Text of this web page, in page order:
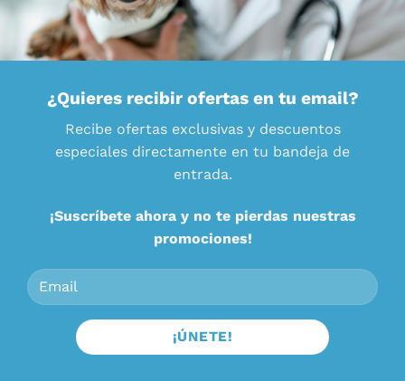
¿Quieres recibir ofertas en tu email?
Recibe ofertas exclusivas y descuentos
especiales directamente en tu bandeja de
entrada.
¡Suscríbete ahora y no te pierdas nuestras
promociones!